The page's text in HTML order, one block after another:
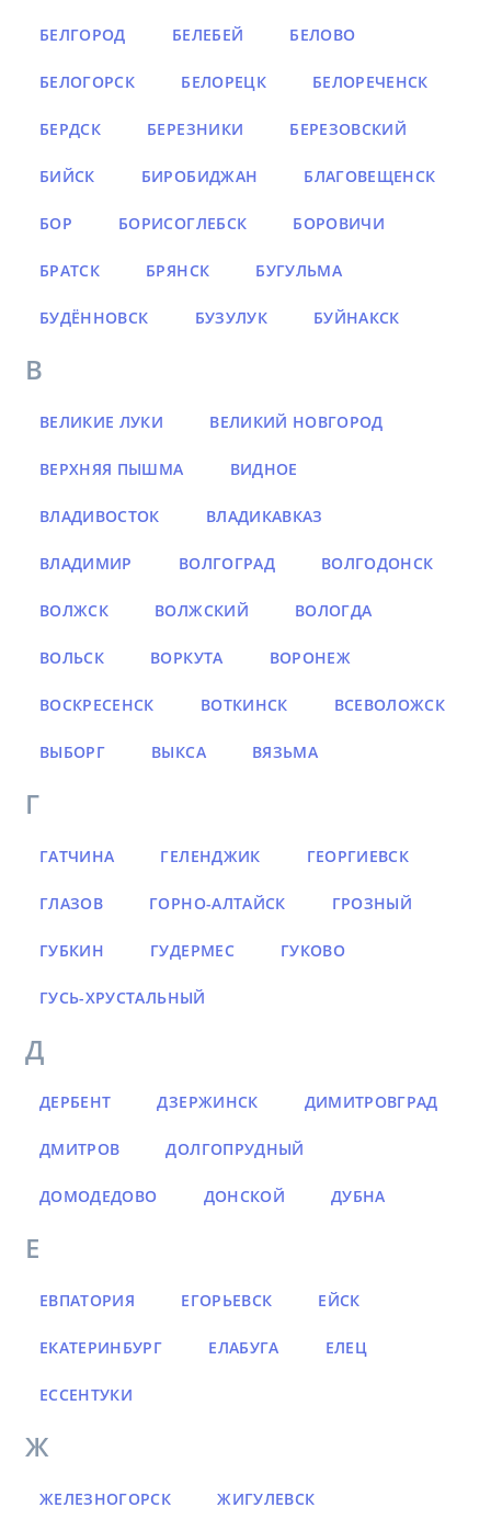
БЕЛГОРОД БЕЛЕБЕЙ БЕЛОВО
БЕЛОГОРСК БЕЛОРЕЦК БЕЛОРЕЧЕНСК
БЕРДСК БЕРЕЗНИКИ БЕРЕЗОВСКИЙ
БИЙСК БИРОБИДЖАН БЛАГОВЕЩЕНСК
БОР БОРИСОГЛЕБСК БОРОВИЧИ
БРАТСК БРЯНСК БУГУЛЬМА
БУДЁННОВСК БУЗУЛУК БУЙНАКСК
В
ВЕЛИКИЕ ЛУКИ ВЕЛИКИЙ НОВГОРОД
ВЕРХНЯЯ ПЫШМА ВИДНОЕ
ВЛАДИВОСТОК ВЛАДИКАВКАЗ
ВЛАДИМИР ВОЛГОГРАД ВОЛГОДОНСК
ВОЛЖСК ВОЛЖСКИЙ ВОЛОГДА
ВОЛЬСК ВОРКУТА ВОРОНЕЖ
ВОСКРЕСЕНСК ВОТКИНСК ВСЕВОЛОЖСК
ВЫБОРГ ВЫКСА ВЯЗЬМА
Г
ГАТЧИНА ГЕЛЕНДЖИК ГЕОРГИЕВСК
ГЛАЗОВ ГОРНО-АЛТАЙСК ГРОЗНЫЙ
ГУБКИН ГУДЕРМЕС ГУКОВО
ГУСЬ-ХРУСТАЛЬНЫЙ
Д
ДЕРБЕНТ ДЗЕРЖИНСК ДИМИТРОВГРАД
ДМИТРОВ ДОЛГОПРУДНЫЙ
ДОМОДЕДОВО ДОНСКОЙ ДУБНА
Е
ЕВПАТОРИЯ ЕГОРЬЕВСК ЕЙСК
ЕКАТЕРИНБУРГ ЕЛАБУГА ЕЛЕЦ
ЕССЕНТУКИ
Ж
ЖЕЛЕЗНОГОРСК ЖИГУЛЕВСК